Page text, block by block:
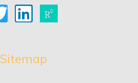
Sitemap